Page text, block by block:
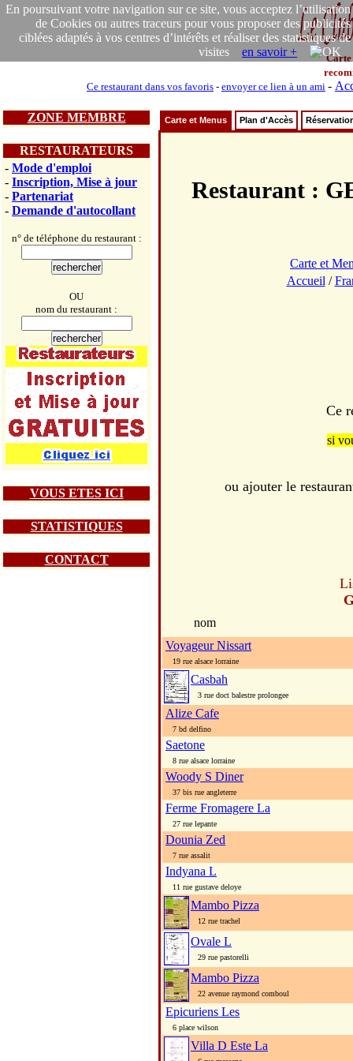
En poursuivant votre navigation sur ce site, vous acceptez l’utilisation
de Cookies ou autres traceurs pour vous proposer des publicités
ciblées adaptés à vos centres d’intérêts et réaliser des statistiques de
visites en savoir +
Carte
Ce restaurant dans vos favoris - envoyer ce lien à un ami -
ZONE MEMBRE
RESTAURATEURS
- Mode d'emploi
- Inscription, Mise à jour
- Partenariat
- Demande d'autocollant
n° de téléphone du restaurant :
OU
nom du restaurant :
VOUS ETES ICI
STATISTIQUES
CONTACT
Carte et Menus Plan d'Accès
Restaurant :
Carte et
Accueil /
Ce
si
ou ajouter le
nom
Voyageur Nissart
19 rue alsace lorraine
Casbah
3 rue doct balestre prolongee
Alize Cafe
7 bd delfino
Saetone
8 rue alsace lorraine
Woody S Diner
37 bis rue angleterre
Ferme Fromagere La
27 rue lepante
Dounia Zed
7 rue assalit
Indyana L
11 rue gustave deloye
Mambo Pizza
12 rue trachel
Ovale L
29 rue pastorelli
Mambo Pizza
22 avenue raymond comboul
Epicuriens Les
6 place wilson
Villa D Este La